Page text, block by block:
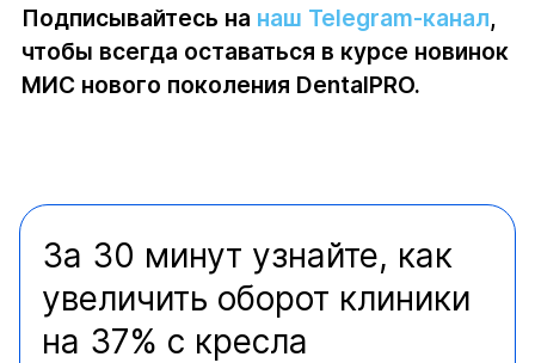
Подписывайтесь на наш Telegram-канал,
чтобы всегда оставаться в курсе новинок
МИС нового поколения DentalPRO.
За 30 минут узнайте, как
увеличить оборот клиники
на 37% с кресла